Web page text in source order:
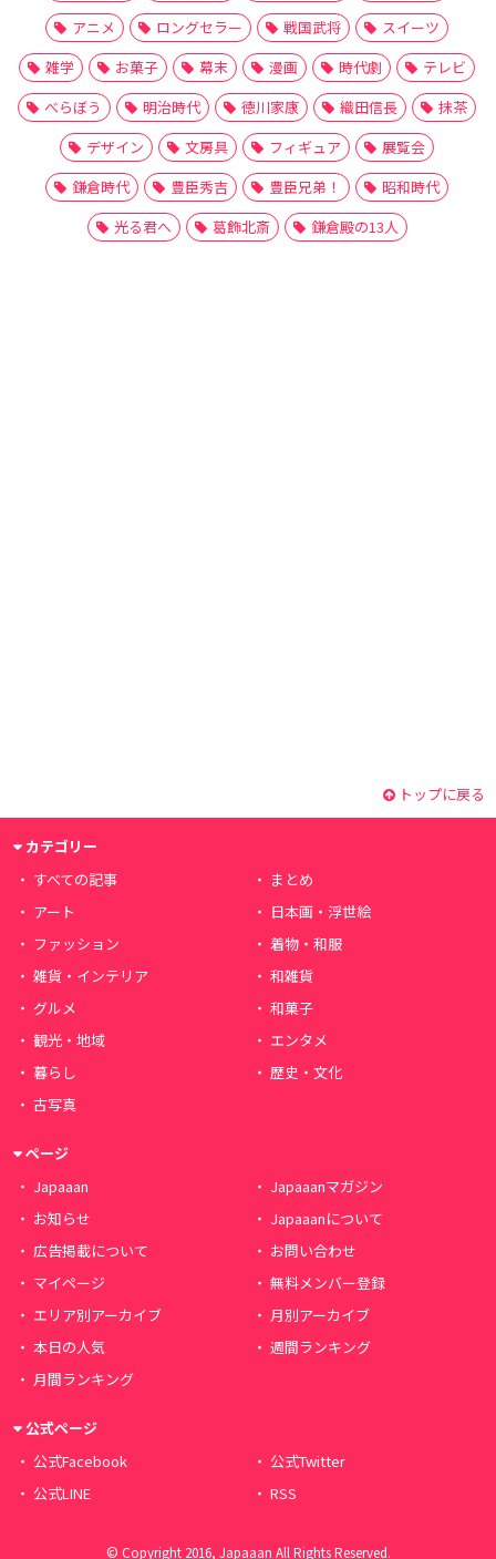
アニメ
ロングセラー 戦国武将
スイーツ
雑学
お菓子 幕末 漫画 時代劇
テレビ
べらぼう
明治時代 徳川家康 織田信長
抹茶
デザイン
文房具 フィギュア
展覧会
鎌倉時代
豊臣秀吉 豊臣兄弟！
昭和時代
光る君へ
葛飾北斎 鎌倉殿の13人
トップに戻る
カテゴリー
すべての記事
まとめ
アート
日本画・浮世絵
ファッション
着物・和服
雑貨・インテリア
和雑貨
グルメ
和菓子
観光・地域
エンタメ
暮らし
歴史・文化
古写真
ページ
Japaaan
Japaaanマガジン
お知らせ
Japaaanについて
広告掲載について
お問い合わせ
マイページ
無料メンバー登録
エリア別アーカイブ
月別アーカイブ
本日の人気
週間ランキング
月間ランキング
公式ページ
公式Facebook
公式Twitter
公式LINE
RSS
© Copyright 2016, Japaaan All Rights Reserved.